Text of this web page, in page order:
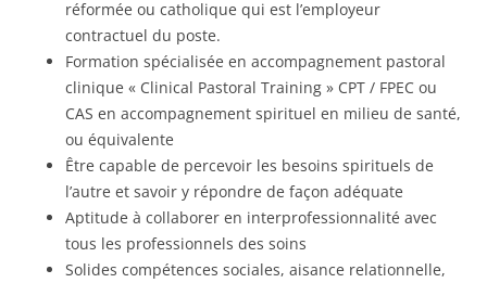
réformée ou catholique qui est l’employeur
contractuel du poste.
Formation spécialisée en accompagnement pastoral
clinique « Clinical Pastoral Training » CPT / FPEC ou
CAS en accompagnement spirituel en milieu de santé,
ou équivalente
Être capable de percevoir les besoins spirituels de
l’autre et savoir y répondre de façon adéquate
Aptitude à collaborer en interprofessionnalité avec
tous les professionnels des soins
Solides compétences sociales, aisance relationnelle,